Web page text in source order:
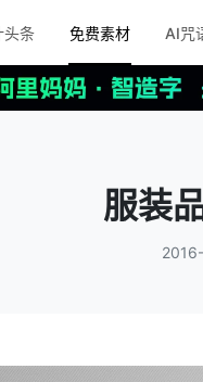
头条 免费素材 AI咒
服装